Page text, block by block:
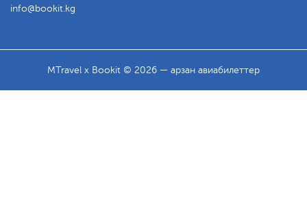
info
bookit.kg
MTravel x Bookit © 2026 — арзан авиабилеттер